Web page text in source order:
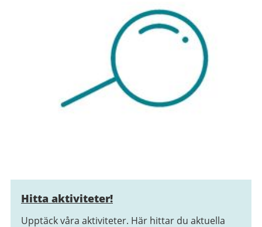
Hitta aktiviteter!
Upptäck våra aktiviteter. Här hittar du aktuella